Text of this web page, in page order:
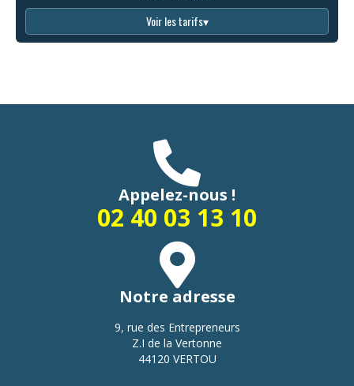
Voir les tarifs▾
Appelez-nous !
02 40 03 13 10
Notre adresse
9, rue des Entrepreneurs
Z.I de la Vertonne
44120 VERTOU